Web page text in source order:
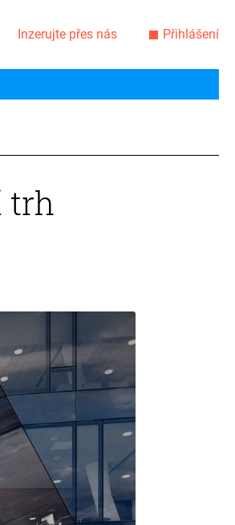
Inzerujte přes nás Přihlášení
trh